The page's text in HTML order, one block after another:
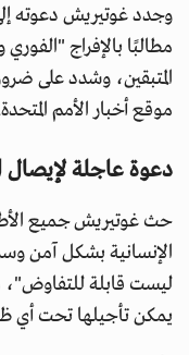
وجدد غوتيريش دعوته
مطالبًا بالإفراج
المتبقين، وشدد على
موقع أخبار الأمم
دعوة عاجلة لإيصال
حث غوتيريش جميع
الإنسانية بشكل آمن
ليست قابلة للتفاوض"،
يمكن تأجيلها تحت أي